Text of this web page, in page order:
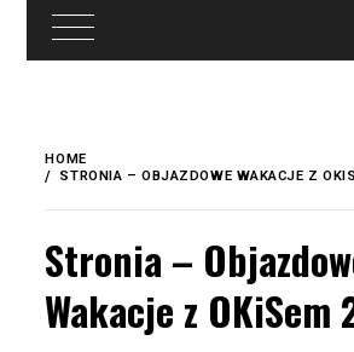
treści
content
HOME
STRONIA – OBJAZDOWE WAKACJE Z
Stronia –
Wakacje z OKiSem